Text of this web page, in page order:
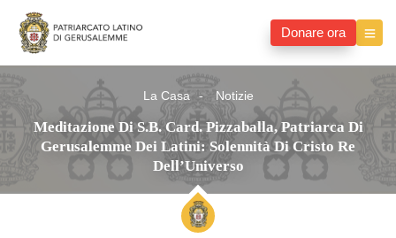
Donare ora
La Casa Notizie
Meditazione Di S.B. Card. Pizzaballa, Patriarca Di
Gerusalemme Dei Latini: Solennità Di Cristo Re
Dell’Universo